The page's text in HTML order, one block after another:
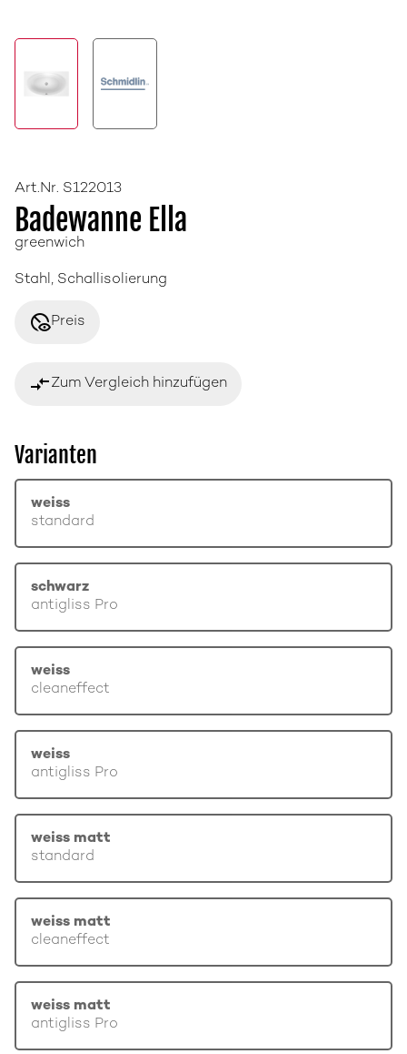
Art.Nr. S122013
Badewanne Ella
greenwich
Stahl, Schallisolierung
disabled_visiblePreis
compare_arrowsZum Vergleich hinzufügen
Varianten
weiss
standard
schwarz
antigliss Pro
weiss
cleaneffect
weiss
antigliss Pro
weiss matt
standard
weiss matt
cleaneffect
weiss matt
antigliss Pro